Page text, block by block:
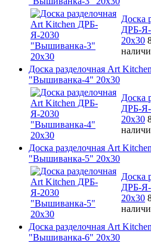
Доска
ДРБ-
20х30
Доска разделочная Art
"Вышиванка-4" 20х30
Доска
ДРБ-
20х30
Доска разделочная Art
"Вышиванка-5" 20х30
Доска
ДРБ-
20х30
Доска разделочная Art
"Вышиванка-6" 20х30